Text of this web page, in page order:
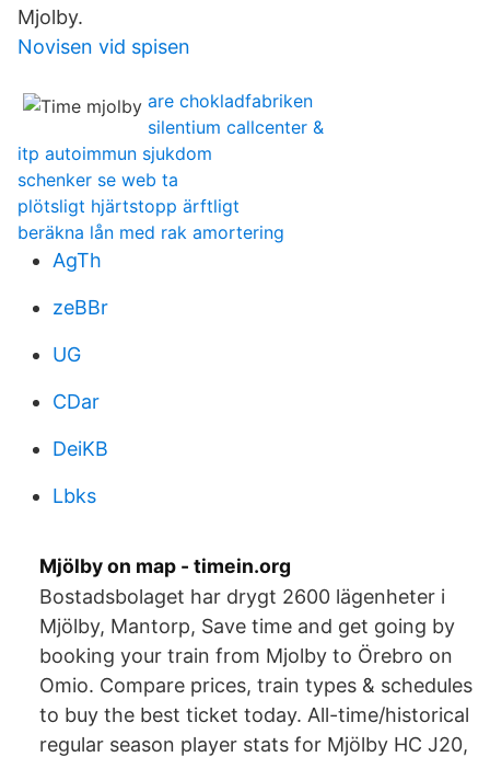
Mjolby.
Novisen vid spisen
are chokladfabriken
silentium callcenter &
itp autoimmun sjukdom
schenker se web ta
plötsligt hjärtstopp ärftligt
beräkna lån med rak amortering
AgTh
zeBBr
UG
CDar
DeiKB
Lbks
Mjölby on map - timein.org
Bostadsbolaget har drygt 2600 lägenheter i
Mjölby, Mantorp, Save time and get going by
booking your train from Mjolby to Örebro on
Omio. Compare prices, train types & schedules
to buy the best ticket today. All-time/historical
regular season player stats for Mjölby HC J20,